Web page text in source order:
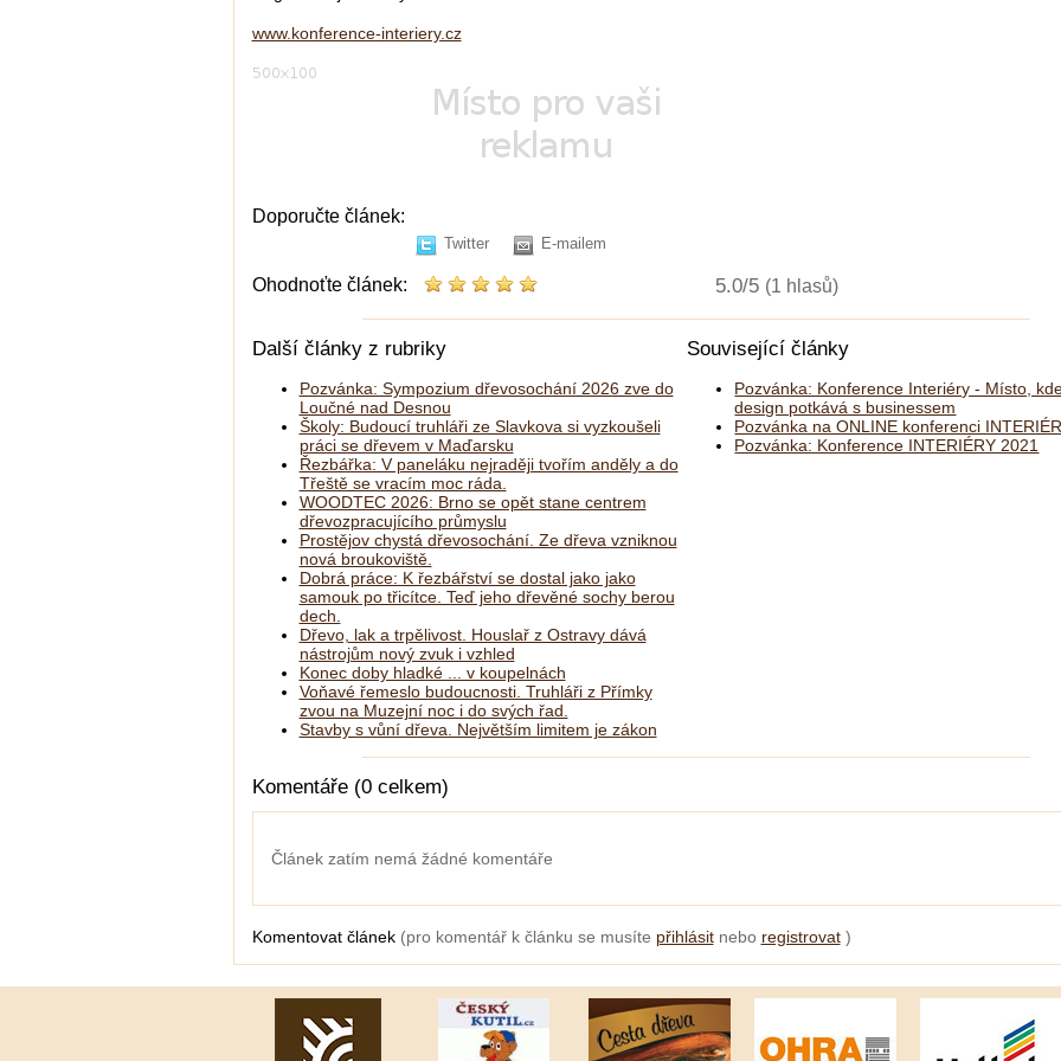
www.konference-interiery.cz
Doporučte článek:
Twitter E-mailem
Ohodnoťte článek: 5.0/5 (1 hlasů)
Další články z rubriky
Pozvánka: Sympozium dřevosochání 2026 zve do
Loučné nad Desnou
Školy: Budoucí truhláři ze Slavkova si vyzkoušeli
práci se dřevem v Maďarsku
Řezbářka: V paneláku nejraději tvořím anděly a do
Třeště se vracím moc ráda.
WOODTEC 2026: Brno se opět stane centrem
dřevozpracujícího průmyslu
Prostějov chystá dřevosochání. Ze dřeva vzniknou
nová broukoviště.
Dobrá práce: K řezbářství se dostal jako jako
samouk po třicítce. Teď jeho dřevěné sochy berou
dech.
Dřevo, lak a trpělivost. Houslař z Ostravy dává
nástrojům nový zvuk i vzhled
Konec doby hladké ... v koupelnách
Voňavé řemeslo budoucnosti. Truhláři z Přímky
zvou na Muzejní noc i do svých řad.
Stavby s vůní dřeva. Největším limitem je zákon
Související články
Pozvánka: Konference Interiéry - Místo,
design potkává s businessem
Pozvánka na ONLINE konferenci
Pozvánka: Konference INTERIÉRY 2021
Komentáře (0 celkem)
Článek zatím nemá žádné komentáře
Komentovat článek (pro komentář k článku se musíte přihlásitnebo registrovat)